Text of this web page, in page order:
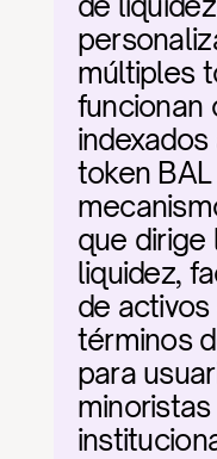
múltiples
funcionan
token
que dirige
liquidez,
de
términos
para